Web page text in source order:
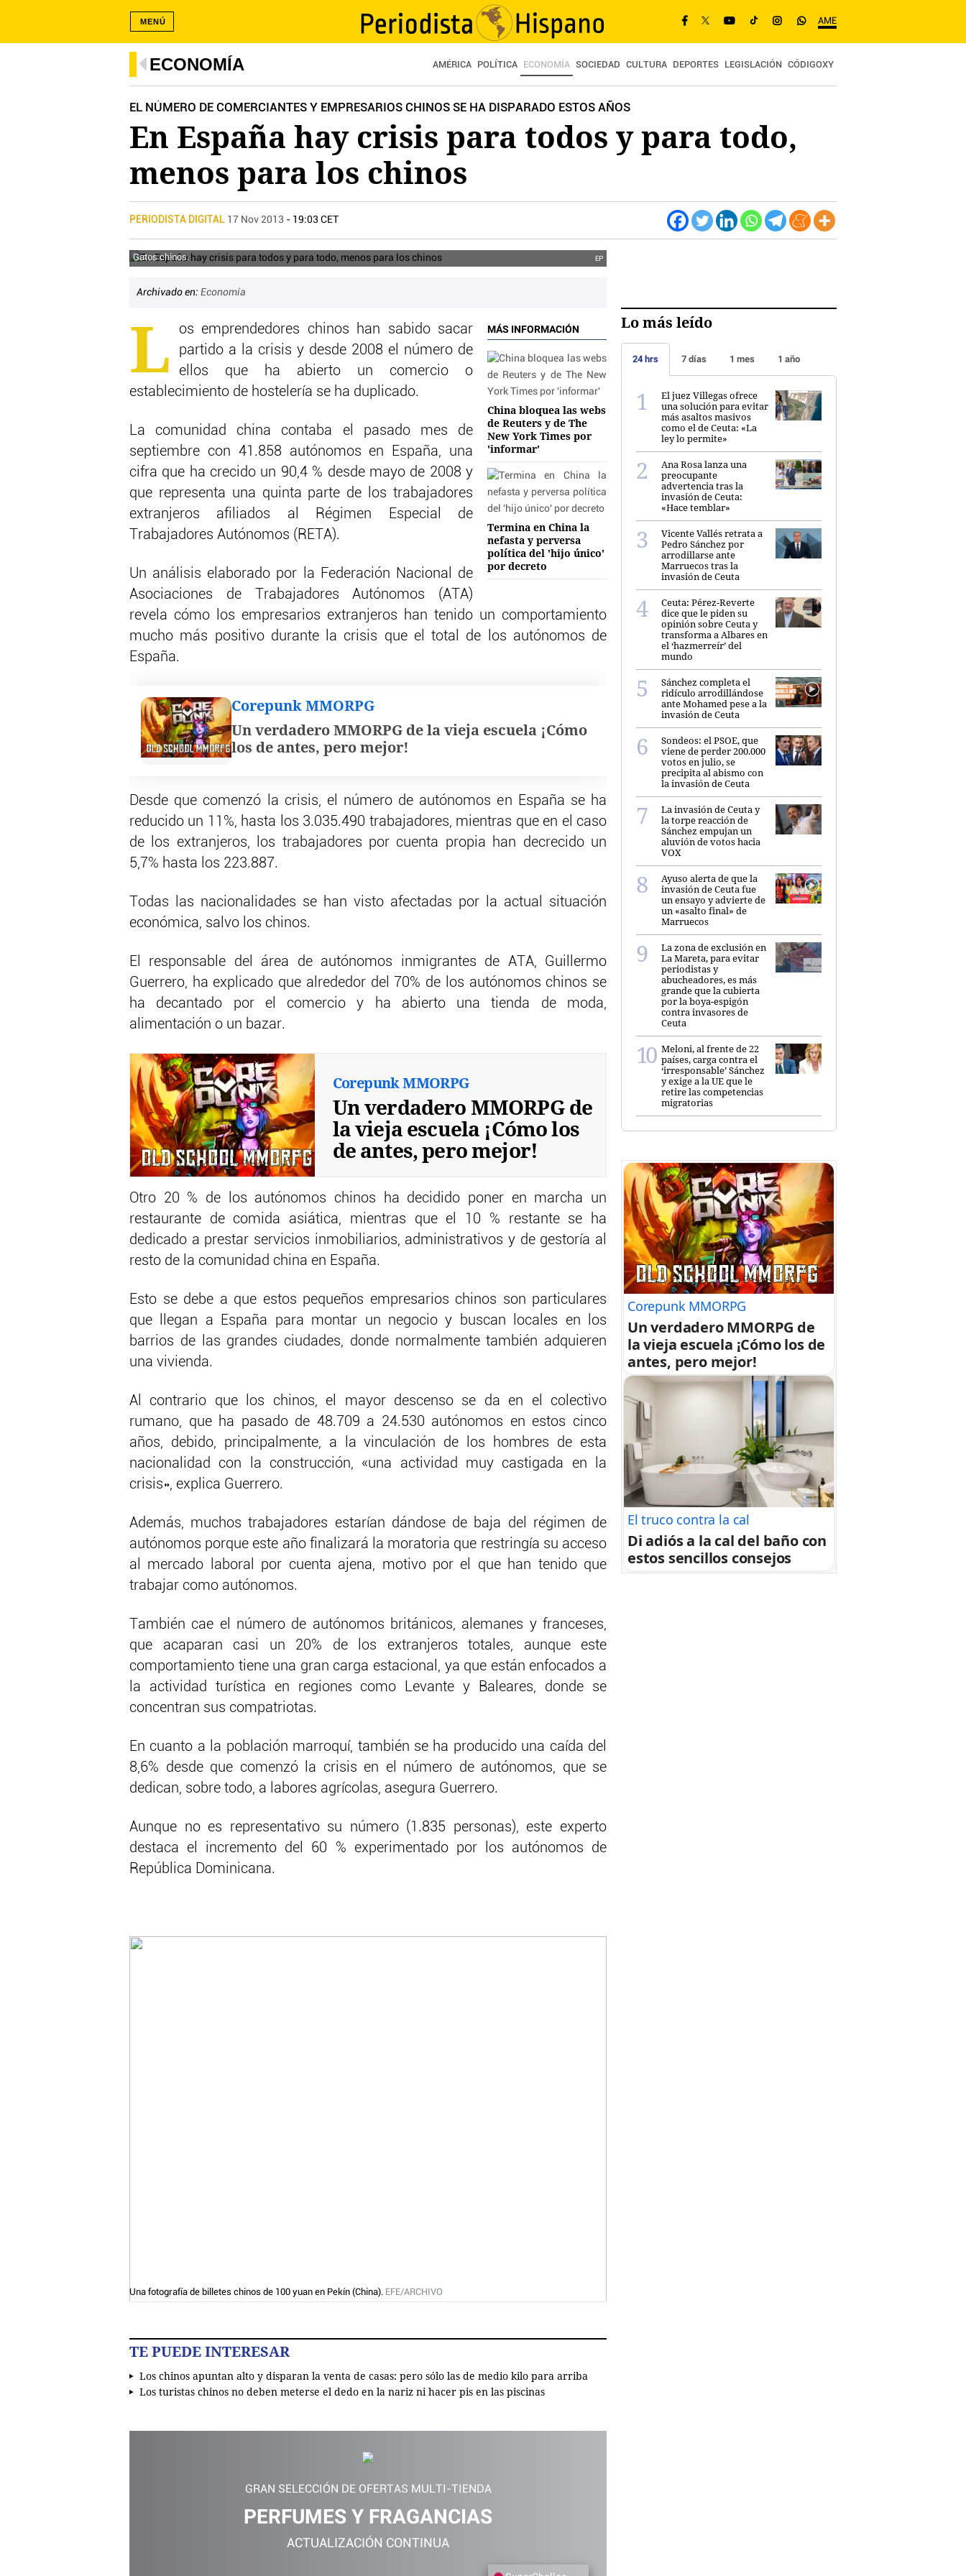
AME
MENÚ
ECONOMÍA AMÉRICA POLÍTICA ECONOMÍA SOCIEDAD CULTURA DEPORTES LEGISLACIÓN CÓDIGOXY
EL NÚMERO DE COMERCIANTES Y EMPRESARIOS CHINOS SE HA DISPARADO ESTOS AÑOS
En España hay crisis para todos y para todo,
menos para los chinos
PERIODISTA DIGITAL 17 Nov 2013 - 19:03 CET
Gatos chinos. EP
Archivado en: Economía
MÁS INFORMACIÓN
China bloquea las webs
de Reuters y de The
New York Times por
'informar'
Termina en China la
nefasta y perversa
política del 'hijo único'
por decreto
L
os emprendedores chinos han sabido sacar
partido a la crisis y desde 2008 el número de
ellos que ha abierto un comercio o
establecimiento de hostelería se ha duplicado.
La comunidad china contaba el pasado mes de
septiembre con 41.858 autónomos en España, una
cifra que ha crecido un 90,4 % desde mayo de 2008 y
que representa una quinta parte de los trabajadores
extranjeros afiliados al Régimen Especial de
Trabajadores Autónomos (RETA).
Un análisis elaborado por la Federación Nacional de
Asociaciones de Trabajadores Autónomos (ATA)
revela cómo los empresarios extranjeros han tenido un comportamiento
mucho más positivo durante la crisis que el total de los autónomos de
España.
Corepunk MMORPG
Un verdadero MMORPG de la vieja escuela ¡Cómo
los de antes, pero mejor!
Desde que comenzó la crisis, el número de autónomos en España se ha
reducido un 11%, hasta los 3.035.490 trabajadores, mientras que en el caso
de los extranjeros, los trabajadores por cuenta propia han decrecido un
5,7% hasta los 223.887.
Todas las nacionalidades se han visto afectadas por la actual situación
económica, salvo los chinos.
El responsable del área de autónomos inmigrantes de ATA, Guillermo
Guerrero, ha explicado que alrededor del 70% de los autónomos chinos se
ha decantado por el comercio y ha abierto una tienda de moda,
alimentación o un bazar.
Corepunk MMORPG
Un verdadero MMORPG de
la vieja escuela ¡Cómo los
de antes, pero mejor!
Otro 20 % de los autónomos chinos ha decidido poner en marcha un
restaurante de comida asiática, mientras que el 10 % restante se ha
dedicado a prestar servicios inmobiliarios, administrativos y de gestoría al
resto de la comunidad china en España.
Esto se debe a que estos pequeños empresarios chinos son particulares
que llegan a España para montar un negocio y buscan locales en los
barrios de las grandes ciudades, donde normalmente también adquieren
una vivienda.
Al contrario que los chinos, el mayor descenso se da en el colectivo
rumano, que ha pasado de 48.709 a 24.530 autónomos en estos cinco
años, debido, principalmente, a la vinculación de los hombres de esta
nacionalidad con la construcción, «una actividad muy castigada en la
crisis», explica Guerrero.
Además, muchos trabajadores estarían dándose de baja del régimen de
autónomos porque este año finalizará la moratoria que restringía su acceso
al mercado laboral por cuenta ajena, motivo por el que han tenido que
trabajar como autónomos.
También cae el número de autónomos británicos, alemanes y franceses,
que acaparan casi un 20% de los extranjeros totales, aunque este
comportamiento tiene una gran carga estacional, ya que están enfocados a
la actividad turística en regiones como Levante y Baleares, donde se
concentran sus compatriotas.
En cuanto a la población marroquí, también se ha producido una caída del
8,6% desde que comenzó la crisis en el número de autónomos, que se
dedican, sobre todo, a labores agrícolas, asegura Guerrero.
Aunque no es representativo su número (1.835 personas), este experto
destaca el incremento del 60 % experimentado por los autónomos de
República Dominicana.
Una fotografía de billetes chinos de 100 yuan en Pekín (China). EFE/ARCHIVO
TE PUEDE INTERESAR
Los chinos apuntan alto y disparan la venta de casas: pero sólo las de medio kilo para arriba
Los turistas chinos no deben meterse el dedo en la nariz ni hacer pis en las piscinas
GRAN SELECCIÓN DE OFERTAS MULTI-TIENDA
PERFUMES Y FRAGANCIAS
ACTUALIZACIÓN CONTINUA
Lo más leído
24 hrs 7 días 1 mes 1 año
El juez Villegas ofrece
una solución para evitar
más asaltos masivos
como el de Ceuta: «La
ley lo permite»
Ana Rosa lanza una
preocupante
advertencia tras la
invasión de Ceuta:
«Hace temblar»
Vicente Vallés retrata a
Pedro Sánchez por
arrodillarse ante
Marruecos tras la
invasión de Ceuta
Ceuta: Pérez-Reverte
dice que le piden su
opinión sobre Ceuta y
transforma a Albares en
el ‘hazmerreír’ del
mundo
Sánchez completa el
ridículo arrodillándose
ante Mohamed pese a la
invasión de Ceuta
Sondeos: el PSOE, que
viene de perder 200.000
votos en julio, se
precipita al abismo con
la invasión de Ceuta
La invasión de Ceuta y
la torpe reacción de
Sánchez empujan un
aluvión de votos hacia
VOX
Ayuso alerta de que la
invasión de Ceuta fue
un ensayo y advierte de
un «asalto final» de
Marruecos
La zona de exclusión en
La Mareta, para evitar
periodistas y
abucheadores, es más
grande que la cubierta
por la boya-espigón
contra invasores de
Ceuta
Meloni, al frente de 22
países, carga contra el
‘irresponsable’ Sánchez
y exige a la UE que le
retire las competencias
migratorias
Corepunk MMORPG
Un verdadero MMORPG de
la vieja escuela ¡Cómo los de
antes, pero mejor!
El truco contra la cal
Di adiós a la cal del baño con
estos sencillos consejos